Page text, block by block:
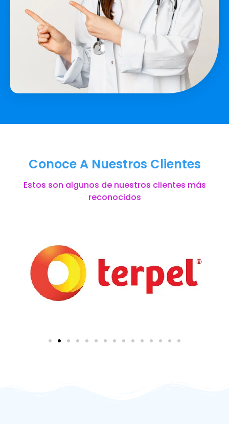
Conoce A Nuestros Clientes
Estos son algunos de nuestros clientes más
reconocidos